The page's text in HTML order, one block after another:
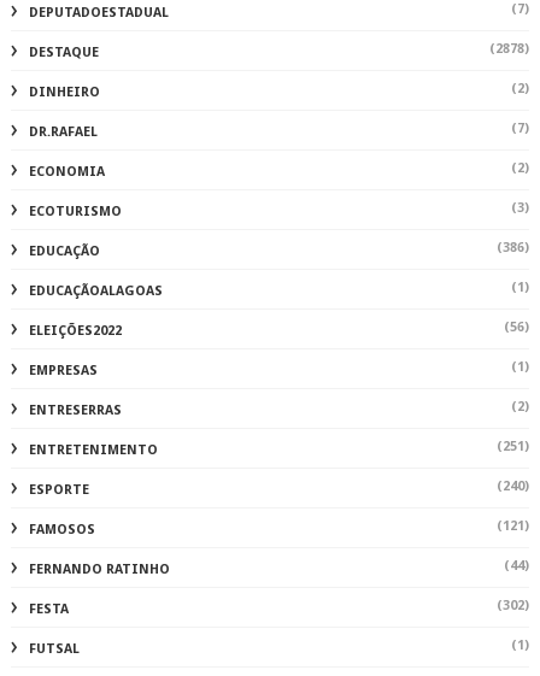
DEPUTADOESTADUAL (7)
DESTAQUE (2878)
DINHEIRO (2)
DR.RAFAEL (7)
ECONOMIA (2)
ECOTURISMO (3)
EDUCAÇÃO (386)
EDUCAÇÃOALAGOAS (1)
ELEIÇÕES2022 (56)
EMPRESAS (1)
ENTRESERRAS (2)
ENTRETENIMENTO (251)
ESPORTE (240)
FAMOSOS (121)
FERNANDO RATINHO (44)
FESTA (302)
FUTSAL (1)